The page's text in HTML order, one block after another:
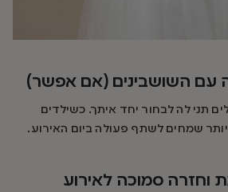
תני לה לבחור יחד איתך. כשילדים
שמחים לשתף פעולה ביום האירוע.